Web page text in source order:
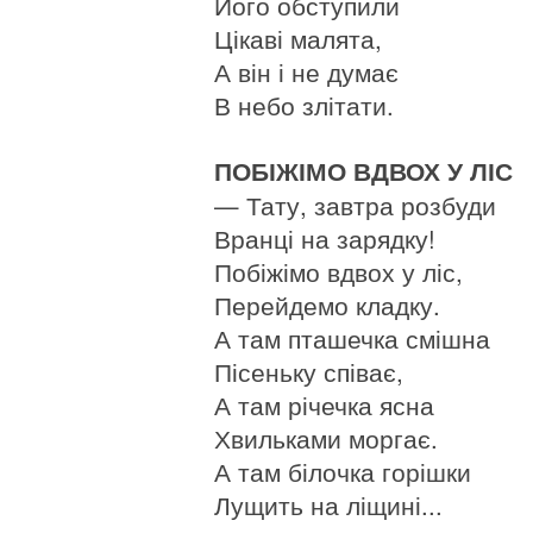
Цікаві малята,
А він і не думає
В небо злітати.
ПОБІЖІМО ВДВОХ У ЛІС
— Тату, завтра розбуди
Вранці на зарядку!
Побіжімо вдвох у ліс,
Перейдемо кладку.
А там пташечка смішна
Пісеньку співає,
А там річечка ясна
Хвильками моргає.
А там білочка горішки
Лущить на ліщині...